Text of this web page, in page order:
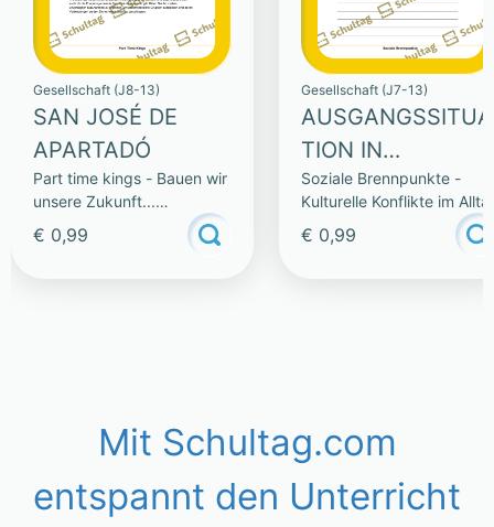
Gesellschaft (J8-13)
SAN JOSÉ DE
APARTADÓ
Part time kings - Bauen wir
unsere Zukunft...
gemeinsam!
€ 0,99
Gesellschaft (J7-13)
AUSGANGSSITUA
TION IN
BERGKAMEN
Soziale Brennpunkte -
Kulturelle Konflikte im
€ 0,99
Mit Schultag.com
entspannt den Unterricht